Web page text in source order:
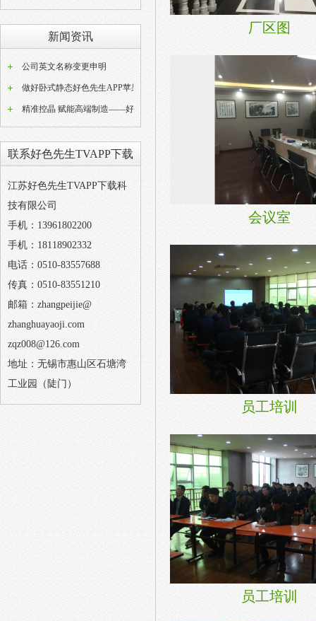
新闻资讯
公司英文名称变更申明
做好卧式静态好色先生APP苹果版器常态化养护工作是稳定好色先生APP苹果版成品品质的关键
精准控晶 赋能高端制造——好色先生TVAPP下载W型动态好色先生APP苹果版设备技术解析
联系好色先生TVAPP下载
江苏好色先生TVAPP下载科
技有限公司
手机：13961802200
手机：18118902332
电话：0510-83557688
传真：0510-83551210
邮箱：zhangpeijie@
zhanghuayaoji.com
zqz008@126.com
地址：无锡市惠山区石塘湾
工业园（陡门）
厂区图
会议室
员工培训
员工培训